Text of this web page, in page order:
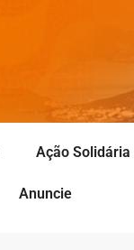
Ação Solidária
Anuncie